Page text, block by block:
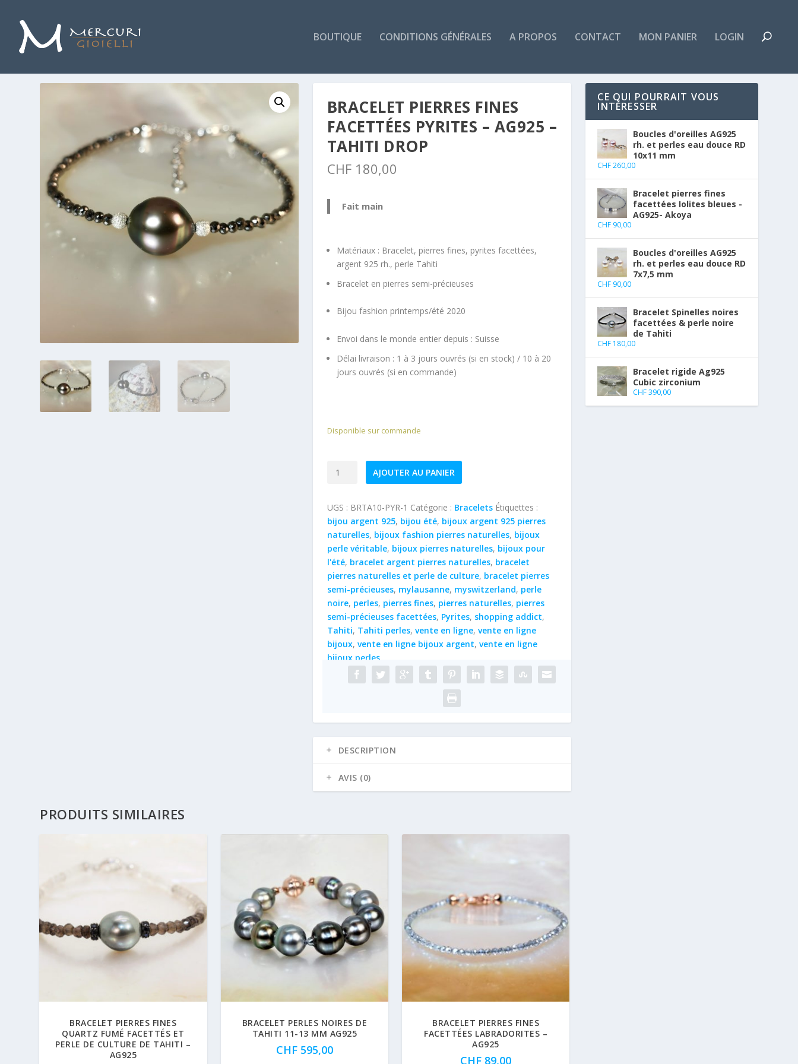
BOUTIQUE CONDITIONS GÉNÉRALES A PROPOS CONTACT MON PANIER LOGIN
BRACELET PIERRES FINES
FACETTÉES PYRITES – AG925 –
TAHITI DROP
CHF180,00
Fait main
Matériaux : Bracelet, pierres fines, pyrites facettées,
argent 925 rh., perle Tahiti
Bracelet en pierres semi-précieuses
Bijou fashion printemps/été 2020
Envoi dans le monde entier depuis : Suisse
Délai livraison : 1 à 3 jours ouvrés (si en stock) / 10 à 20
jours ouvrés (si en commande)
Disponible sur commande
quantité
pierres
fines
facettées
Pyrites
-
AG925
-
Tahiti
drop
AJOUTER AU PANIER
UGS : BRTA10-PYR-1 Catégorie : Bracelets Étiquettes :
bijou argent 925, bijou été, bijoux argent 925 pierres
naturelles, bijoux fashion pierres naturelles, bijoux
perle véritable, bijoux pierres naturelles, bijoux pour
l'été, bracelet argent pierres naturelles, bracelet
pierres naturelles et perle de culture, bracelet pierres
semi-précieuses, mylausanne, myswitzerland, perle
noire, perles, pierres fines, pierres naturelles, pierres
semi-précieuses facettées, Pyrites, shopping addict,
Tahiti, Tahiti perles, vente en ligne, vente en ligne
bijoux, vente en ligne bijoux argent, vente en ligne
bijoux perles
DESCRIPTION
AVIS (0)
PRODUITS SIMILAIRES
BRACELET PIERRES FINES
QUARTZ FUMÉ FACETTÉS ET
PERLE DE CULTURE DE TAHITI –
AG925
BRACELET PERLES NOIRES DE
TAHITI 11-13 MM AG925
CHF595,00
BRACELET PIERRES FINES
FACETTÉES LABRADORITES –
AG925
CHF 89,00
CE QUI POURRAIT VOUS
INTÉRESSER
Boucles d'oreilles AG925
rh. et perles eau douce RD
10x11 mm
CHF260,00
Bracelet pierres fines
facettées Iolites bleues -
AG925- Akoya
CHF 90,00
Boucles d'oreilles AG925
rh. et perles eau douce RD
7x7,5 mm
CHF 90,00
Bracelet Spinelles noires
facettées & perle noire
de Tahiti
CHF 180,00
Bracelet rigide Ag925
Cubic zirconium
CHF390,00